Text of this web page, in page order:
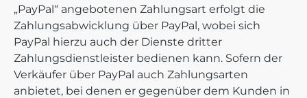
„PayPal“ angebotenen Zahlungsart erfolgt die
Zahlungsabwicklung über PayPal, wobei sich
PayPal hierzu auch der Dienste dritter
Zahlungsdienstleister bedienen kann. Sofern der
Verkäufer über PayPal auch Zahlungsarten
anbietet, bei denen er gegenüber dem Kunden in